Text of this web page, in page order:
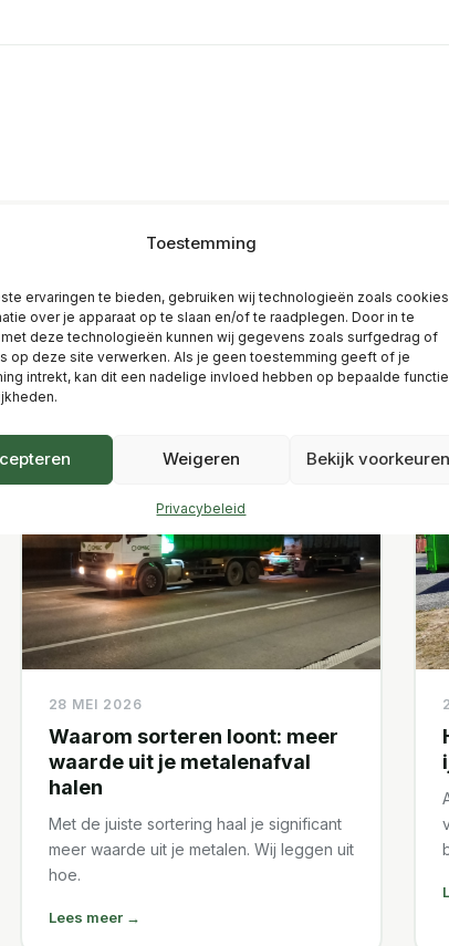
Toestemming
ervaringen te bieden, gebruiken wij technologieën zoals cookies
over je apparaat op te slaan en/of te raadplegen. Door in te
deze technologieën kunnen wij gegevens zoals surfgedrag of
op deze site verwerken. Als je geen toestemming geeft of je
intrekt, kan dit een nadelige invloed hebben op bepaalde
Weigeren Bekijk voorkeuren
Privacybeleid
28 MEI 2026
Waarom sorteren loont: meer
waarde uit je metalenafval
halen
Met de juiste sortering haal je significant
meer waarde uit je metalen. Wij leggen uit
hoe.
Lees meer →